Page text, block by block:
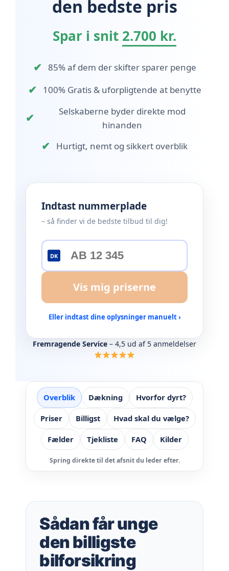
den bedste pris
Spar i snit 2.700 kr.
✔ 85% af dem der skifter sparer penge
✔ 100% Gratis & uforpligtende at benytte
✔
Selskaberne byder direkte mod
hinanden
✔ Hurtigt, nemt og sikkert overblik
Indtast nummerplade
– så finder vi de bedste tilbud til dig!
DK
Vis mig priserne
Eller indtast dine oplysninger manuelt ›
Fremragende Service – 4,5 ud af 5 anmeldelser
Overblik Dækning Hvorfor dyrt?
Priser Billigst Hvad skal du vælge?
Fælder Tjekliste FAQ Kilder
Spring direkte til det afsnit du leder efter.
Sådan får unge
den billigste
bilforsikring